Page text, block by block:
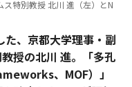
特別教授 北川 進（左）とN
、京都大学理事・副
授の北川 進。「多孔
、MOF）」